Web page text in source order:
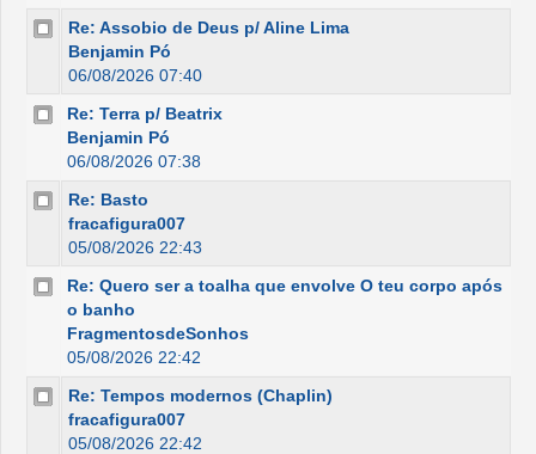
Re: Assobio de Deus p/ Aline Lima
Benjamin Pó
06/08/2026 07:40
Re: Terra p/ Beatrix
Benjamin Pó
06/08/2026 07:38
Re: Basto
fracafigura007
05/08/2026 22:43
Re: Quero ser a toalha que envolve O teu corpo após
o banho
FragmentosdeSonhos
05/08/2026 22:42
Re: Tempos modernos (Chaplin)
fracafigura007
05/08/2026 22:42